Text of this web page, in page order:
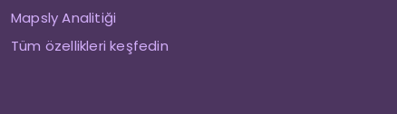
Mapsly Analitiği
Tüm özellikleri keşfedin